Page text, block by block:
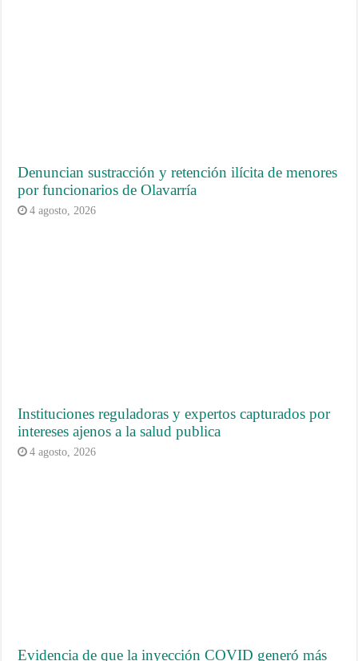
Denuncian sustracción y retención ilícita de menores
por funcionarios de Olavarría
4 agosto, 2026
Instituciones reguladoras y expertos capturados por
intereses ajenos a la salud publica
4 agosto, 2026
Evidencia de que la inyección COVID generó más